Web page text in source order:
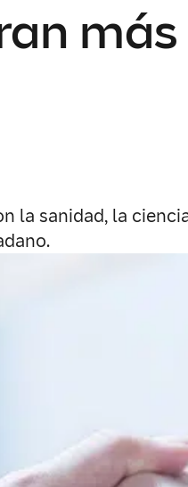
la sanidad, la